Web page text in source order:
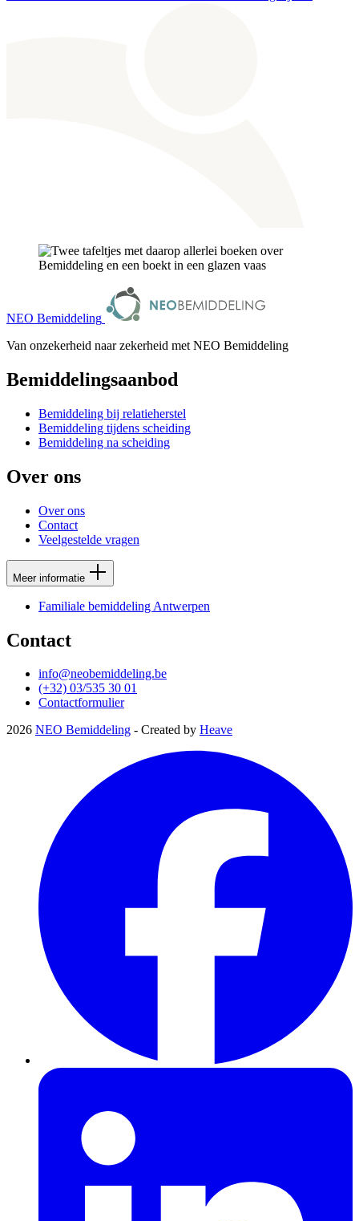
NEO Bemiddeling
Van onzekerheid naar zekerheid met NEO Bemiddeling
Bemiddelingsaanbod
Bemiddeling bij relatieherstel
Bemiddeling tijdens scheiding
Bemiddeling na scheiding
Over ons
Over ons
Contact
Veelgestelde vragen
Meer informatie
Familiale bemiddeling Antwerpen
Contact
info@neobemiddeling.be
(+32) 03/535 30 01
Contactformulier
2026 NEO Bemiddeling - Created by Heave